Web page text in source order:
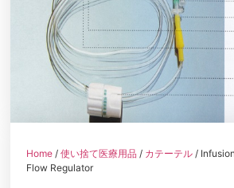
Home /使い捨て医療用品 / カテーテル /
Flow Regulator